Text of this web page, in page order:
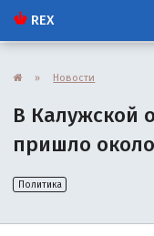
REX
» Новости
В Калужской
пришло
Политика